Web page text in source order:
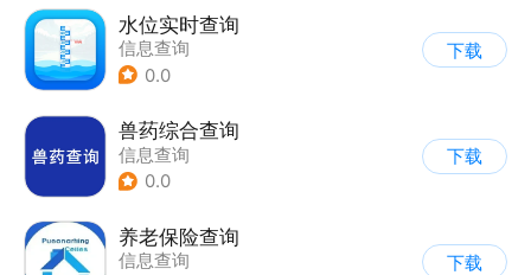
水位实时查询
信息查询
0.0
下载
兽药综合查询
信息查询
0.0
下载
养老保险查询
信息查询
下载